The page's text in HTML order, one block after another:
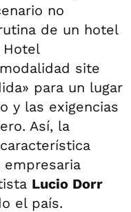
no
de un hotel
Hotel
site
para un lugar
y las exigencias
Así, la
Lucio Dorr
el país.